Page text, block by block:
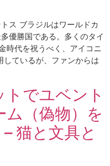
ス ブラジルはワールドカ
優勝国である。多くのタイ
時代を祝うべく、アイコニ
しているが、ファンからは
でユベント
ム（偽物）を
猫と文具と